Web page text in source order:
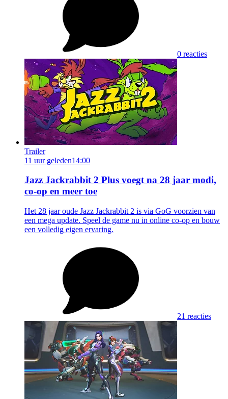
0 reacties
Trailer
11 uur geleden14:00
Jazz Jackrabbit 2 Plus voegt na 28 jaar modi,
co-op en meer toe
Het 28 jaar oude Jazz Jackrabbit 2 is via GoG voorzien van
een mega update. Speel de game nu in online co-op en bouw
een volledig eigen ervaring.
21 reacties